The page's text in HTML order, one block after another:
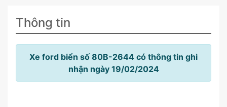
Thông tin
Xe ford biển số 80B-2644 có thông tin ghi
nhận ngày 19/02/2024